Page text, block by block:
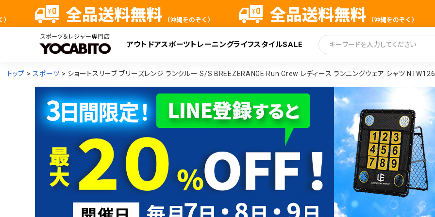
アウトドアスポーツ トレーニングライフスタイルSALE
検索
トップ スポーツ ショートスリーブ ブリーズレンジ ランクルー S/S BREEZERANGE Run Crew レディース ランニングウェア シャツ